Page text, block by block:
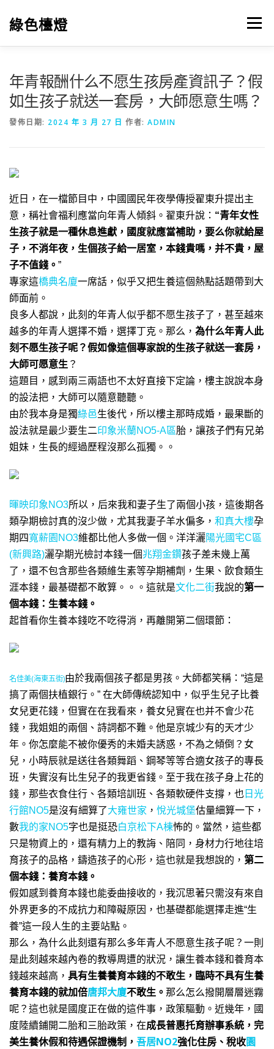
綠色檯燈 選單
年青報酬什么不愿生孩房產資訊子？假
如生孩子就送一套房，大師愿意生嗎？
發佈日期: 2024 年 3 月 27 日 作者: ADMIN
近日，在一檔節目中，中國國民年夜學傳授翟東升提出主
意，稱社會福利應當向年青人傾斜。翟東升說： “青年女性
生孩子就是一種休息進獻，國度就應當補助，要么你就給屋
子，不消年夜，生個孩子給一居室，本錢貴嗎，并不貴，屋
子不值錢。 ”
專家這橋典名廈一席話，似乎又把生養這個熱點話題帶到大
師面前。
良多人都說，此刻的年青人似乎都不愿生孩子了，甚至越來
越多的年青人選擇不婚，選擇丁克。 那么， 為什么年青人此
刻不愿生孩子呢？假如像這個專家說的生孩子就送一套房，
大師可愿意生 ？
這題目，感到兩三兩語也不太好直接下定論，樓主說說本身
的設法把，大師可以隨意聽聽。
由於我本身是獨綠邑生後代，所以樓主那時成婚，最果斷的
設法就是最少要生二印象米蘭NO5-A區胎，讓孩子們有兄弟
姐妹，生長的經過歷程沒那么孤獨。。
暉映印象NO3所以，后來我和妻子生了兩個小孩，這後期各
類孕期檢討真的沒少做，尤其我妻子羊水偏多， 和真大樓孕
期四寬薪園NO3維都比他人多做一個。洋洋灑陽光國宅C區
(新興路)灑孕期光檢討本錢一個兆翔金鑽孩子差未幾上萬
了，還不包含那些各類維生素等孕期補劑，生果、飲食類生
涯本錢，最基礎都不敢算。。。這就是文化二街我說的第一
個本錢：生養本錢。
起首看你生養本錢吃不吃得消，再離開第二個環節：
名佳美(海東五街)由於我兩個孩子都是男孩。 大師都笑稱：“這是
搞了兩個扶植銀行。” 在大師傳統認知中，似乎生兒子比養
女兒更花錢，但實在在我看來，養女兒實在也并不會少花
錢，我姐姐的兩個、詩詞都不難。他是京城少有的天才少
年。你怎麼能不被你優秀的未婚夫誘惑，不為之傾倒？女
兒，小時辰就是送往各類舞蹈、鋼琴等等合適女孩子的專長
班，失實沒有比生兒子的我更省錢。至于我在孩子身上花的
錢，那些衣食住行、各類培訓班、各類軟硬件支撐， 也 日光
行館NO5是沒有細算了大雍世家 ， 悅光城堡估量細算一下，
數我的家NO5字也是挺恐白京松下A棟怖的。當然，這些都
只是物資上的，還有精力上的教誨、陪同，身材力行地往培
育孩子的品格，鑄造孩子的心形，這也就是我想說的， 第二
個本錢：養育本錢。
假如感到養育本錢也能委曲接收的，我沉思著只需沒有來自
外界更多的不成抗力和障礙原因，也基礎都能選擇走進“生
養”這一段人生的主要站點。
那么，為什么此刻還有那么多年青人不愿意生孩子呢？一則
是此刻越來越內卷的教導周遭的狀況，讓生養本錢和養育本
錢越來越高， 具有生養養育本錢的不敢生，臨時不具有生養
養育本錢的就加倍唐邦大廈不敢生。 那么怎么撥開層層迷霧
呢？這也就是國度正在做的這件事，政策驅動。近幾年，國
度陸續鋪開二胎和三胎政策， 在成長普惠托育辦事系統， 完
美生養休假和待遇保證機制， 吾居NO2強化住房、稅收園